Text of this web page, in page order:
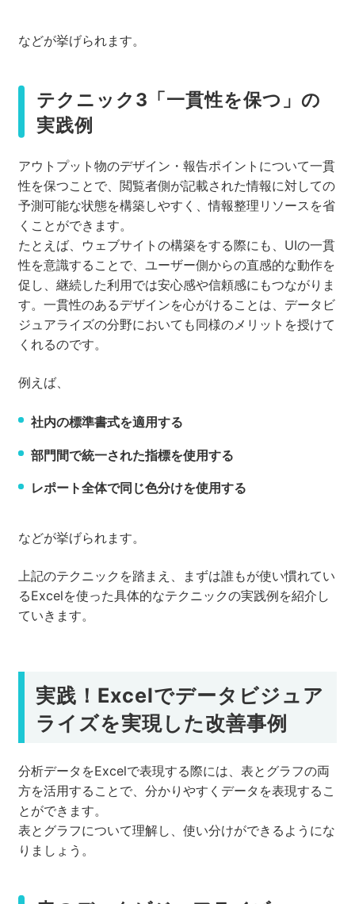
などが挙げられます。
テクニック3「一貫性を保つ」の
実践例
アウトプット物のデザイン・報告ポイントについて一貫
性を保つことで、閲覧者側が記載された情報に対しての
予測可能な状態を構築しやすく、情報整理リソースを省
くことができます。
たとえば、ウェブサイトの構築をする際にも、UIの一貫
性を意識することで、ユーザー側からの直感的な動作を
促し、継続した利用では安心感や信頼感にもつながりま
す。一貫性のあるデザインを心がけることは、データビ
ジュアライズの分野においても同様のメリットを授けて
くれるのです。
例えば、
社内の標準書式を適用する
部門間で統一された指標を使用する
レポート全体で同じ色分けを使用する
などが挙げられます。
上記のテクニックを踏まえ、まずは誰もが使い慣れてい
るExcelを使った具体的なテクニックの実践例を紹介し
ていきます。
実践！Excelでデータビジュア
ライズを実現した改善事例
分析データをExcelで表現する際には、表とグラフの両
方を活用することで、分かりやすくデータを表現するこ
とができます。
表とグラフについて理解し、使い分けができるようにな
りましょう。